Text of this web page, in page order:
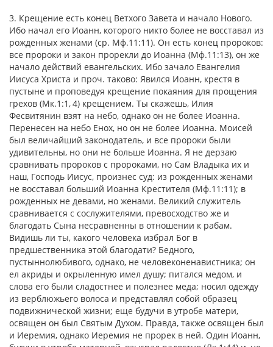
3. Крещение есть конец Ветхого Завета и начало Нового.
Ибо начал его Иоанн, которого никто более не восставал из
рожденных женами (ср. Мф.11:11). Он есть конец пророков:
все пророки и закон прорекли до Иоанна (Мф.11:13), он же
начало действий евангельских. Ибо зачало Евангелия
Иисуса Христа и проч. таково: Явился Иоанн, крестя в
пустыне и проповедуя крещение покаяния для прощения
грехов (Мк.1:1, 4) крещением. Ты скажешь, Илия
Фесвитянин взят на небо, однако он не более Иоанна.
Перенесен на небо Енох, но он не более Иоанна. Моисей
был величайший законодатель, и все пророки были
удивительны, но они не больше Иоанна. Я не дерзаю
сравнивать пророков с пророками, но Сам Владыка их и
наш, Господь Иисус, произнес суд: из рожденных женами
не восставал больший Иоанна Крестителя (Мф.11:11); в
рожденных не девами, но женами. Великий служитель
сравнивается с сослужителями, превосходство же и
благодать Сына несравненны в отношении к рабам.
Видишь ли ты, какого человека избрал Бог в
предшественника этой благодати? Бедного,
пустыннолюбивого, однако, не человеконенавистника; он
ел акриды и окрыленную имел душу; питался медом, и
слова его были сладостнее и полезнее меда; носил одежду
из верблюжьего волоса и представлял собой образец
подвижнической жизни; еще будучи в утробе матери,
освящен он был Святым Духом. Правда, также освящен был
и Иеремия, однако Иеремия не прорек в ней. Один Иоанн,